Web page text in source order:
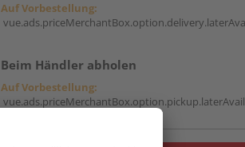
Auf Vorbestellung:
Beim Händler abholen
Auf Vorbestellung: